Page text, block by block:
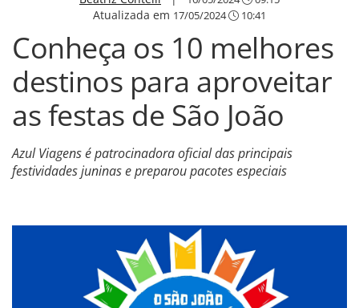
Atualizada em 17/05/2024 10:41
Conheça os 10 melhores
destinos para aproveitar
as festas de São João
Azul Viagens é patrocinadora oficial das principais
festividades juninas e preparou pacotes especiais